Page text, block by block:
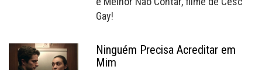
Gay!
Ninguém Precisa Acreditar em
Mim